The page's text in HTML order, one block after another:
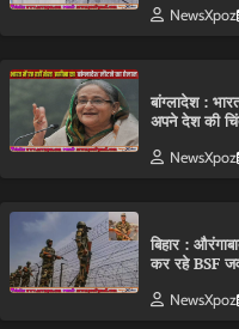
NewsXpoz
बांग्लादेश :
अपने देश की
NewsXpoz
बिहार :
कर रहे BSF
NewsXpoz